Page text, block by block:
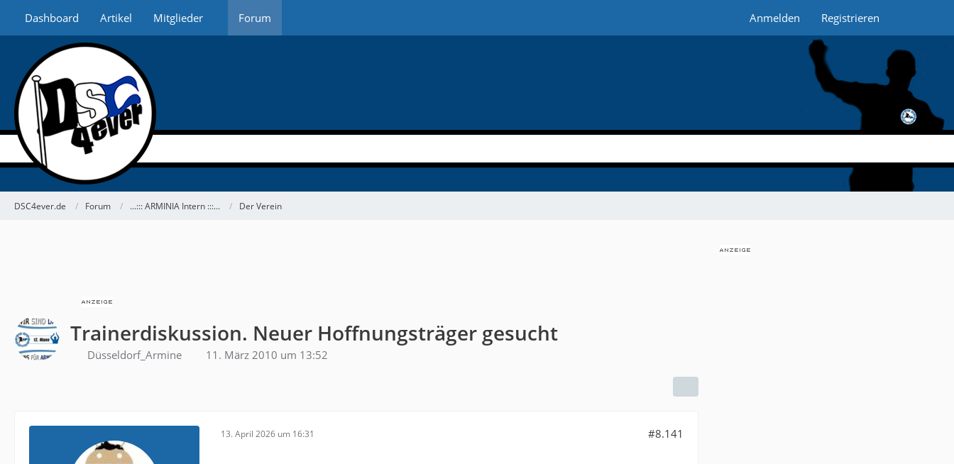
Dashboard Artikel Mitglieder Forum Anmelden Registrieren
DSC4ever.de Forum ...::: ARMINIA Intern :::... Der Verein
Trainerdiskussion. Neuer Hoffnungsträger gesucht
Düsseldorf_Armine 11. März 2010 um 13:52
13. April 2026 um 16:31 #8.141